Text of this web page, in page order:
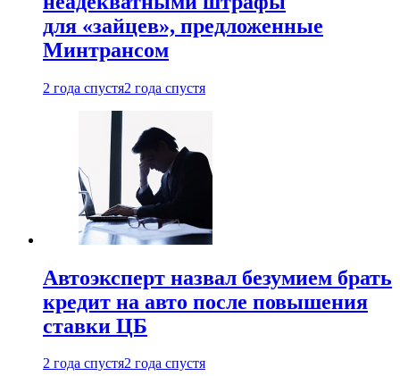
для «зайцев», предложенные
Минтрансом
2 года спустя2 года спустя
Автоэксперт назвал безумием брать
кредит на авто после повышения
ставки ЦБ
2 года спустя2 года спустя